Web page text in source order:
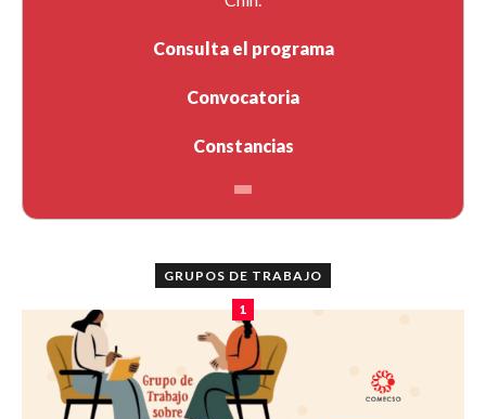
Consulta el programa
Convocatoria
Constancias
GRUPOS DE TRABAJO
1